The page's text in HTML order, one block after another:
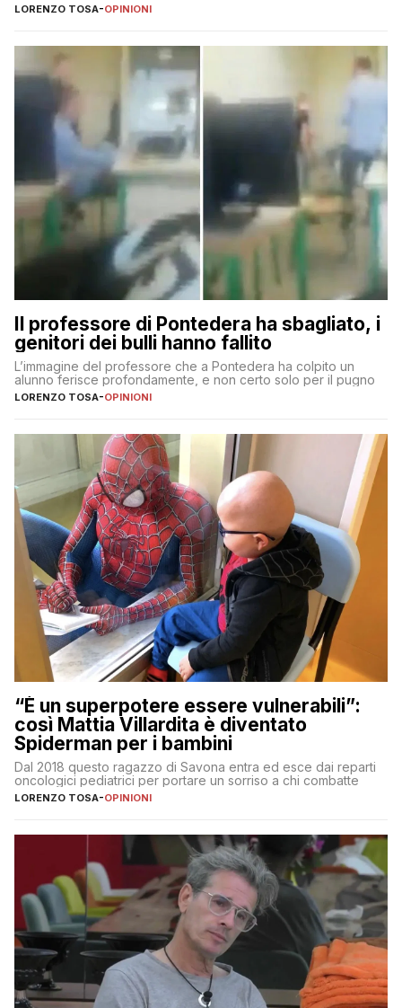
LORENZO TOSA-OPINIONI
Il professore di Pontedera ha sbagliato, i
genitori dei bulli hanno fallito
L’immagine del professore che a Pontedera ha colpito un
alunno ferisce profondamente, e non certo solo per il pugno
LORENZO TOSA-OPINIONI
“È un superpotere essere vulnerabili”:
così Mattia Villardita è diventato
Spiderman per i bambini
Dal 2018 questo ragazzo di Savona entra ed esce dai reparti
oncologici pediatrici per portare un sorriso a chi combatte
LORENZO TOSA-OPINIONI